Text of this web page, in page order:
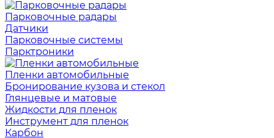
Парковочные радары
Датчики
Парковочные системы
Парктроники
Пленки автомобильные
Бронирование кузова и стекол
Глянцевые и матовые
Жидкости для пленок
Инструмент для пленок
Карбон